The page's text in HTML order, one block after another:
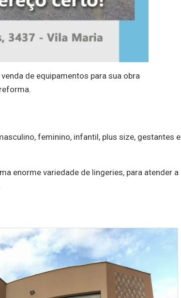
de equipamentos para sua obra
feminino, infantil, plus size, gestantes e
enorme variedade de lingeries, para atender a